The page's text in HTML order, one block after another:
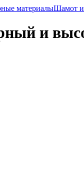
материалыШамот и
и